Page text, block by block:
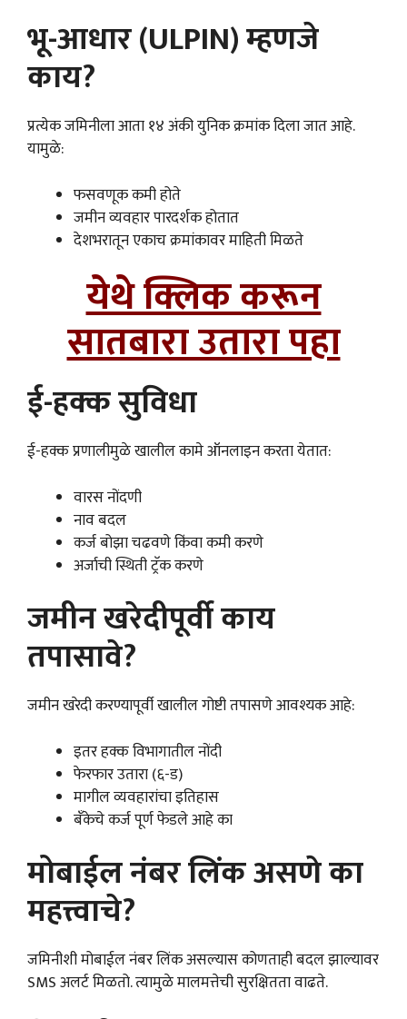
भू-आधार (ULPIN) म्हणजे
काय?
प्रत्येक जमिनीला आता १४ अंकी युनिक क्रमांक दिला जात आहे.
यामुळे:
फसवणूक कमी होते
जमीन व्यवहार पारदर्शक होतात
देशभरातून एकाच क्रमांकावर माहिती मिळते
येथे क्लिक करून
सातबारा उतारा पहा
ई-हक्क सुविधा
ई-हक्क प्रणालीमुळे खालील कामे ऑनलाइन करता येतात:
वारस नोंदणी
नाव बदल
कर्ज बोझा चढवणे किंवा कमी करणे
अर्जाची स्थिती ट्रॅक करणे
जमीन खरेदीपूर्वी काय
तपासावे?
जमीन खरेदी करण्यापूर्वी खालील गोष्टी तपासणे आवश्यक आहे:
इतर हक्क विभागातील नोंदी
फेरफार उतारा (६-ड)
मागील व्यवहारांचा इतिहास
बँकेचे कर्ज पूर्ण फेडले आहे का
मोबाईल नंबर लिंक असणे का
महत्त्वाचे?
जमिनीशी मोबाईल नंबर लिंक असल्यास कोणताही बदल झाल्यावर
SMS अलर्ट मिळतो. त्यामुळे मालमत्तेची सुरक्षितता वाढते.